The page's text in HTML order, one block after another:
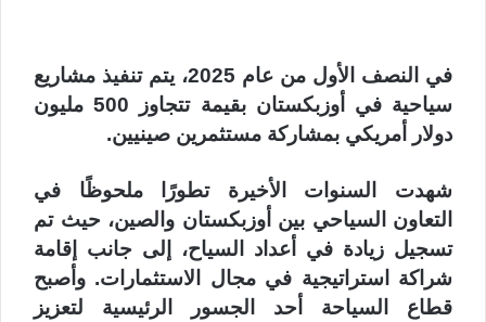
في النصف الأول من عام 2025، يتم تنفيذ مشاريع
سياحية في أوزبكستان بقيمة تتجاوز 500 مليون
دولار أمريكي بمشاركة مستثمرين صينيين.
شهدت السنوات الأخيرة تطورًا ملحوظًا في
التعاون السياحي بين أوزبكستان والصين، حيث تم
تسجيل زيادة في أعداد السياح، إلى جانب إقامة
شراكة استراتيجية في مجال الاستثمارات. وأصبح
قطاع السياحة أحد الجسور الرئيسية لتعزيز